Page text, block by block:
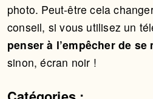
photo. Peut-être cela
conseil, si vous utilisez un
penser à l’empêcher de
sinon, écran noir !